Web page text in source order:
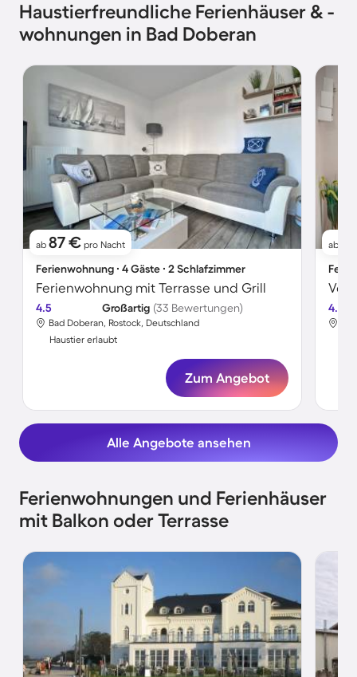
Haustierfreundliche Ferienhäuser & -
wohnungen in Bad Doberan
ab 87 € pro Nacht
Ferienwohnung ∙ 4 Gäste ∙ 2 Schlafzimmer
Ferienwohnung mit Terrasse und Grill
4.5 Großartig (33 Bewertungen)
Bad Doberan, Rostock, Deutschland
Haustier erlaubt
Zum Angebot
ab
4.5
Alle Angebote ansehen
Ferienwohnungen und Ferienhäuser
mit Balkon oder Terrasse